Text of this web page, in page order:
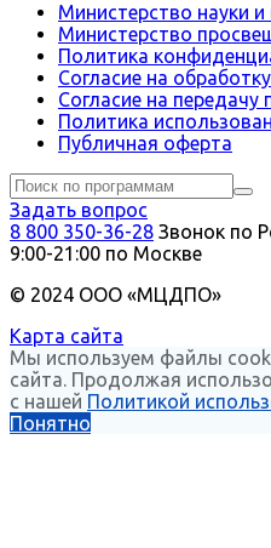
Министерство науки
Министерство
Политика
Согласие на
Согласие на
Политика
Публичная оферта
Задать вопрос
8 800 350-36-28 Звонок по
9:00-21:00 по Москве
© 2024 ООО «МЦДПО»
Карта сайта
Мы используем файлы
сайта. Продолжая
с нашей Политикой
Понятно